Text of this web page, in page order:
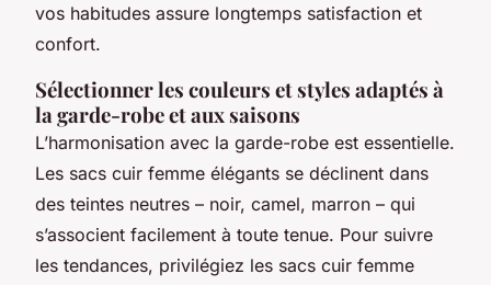
vos habitudes assure longtemps satisfaction et
confort.
Sélectionner les couleurs et styles adaptés à
la garde-robe et aux saisons
L’harmonisation avec la garde-robe est essentielle.
Les sacs cuir femme élégants se déclinent dans
des teintes neutres – noir, camel, marron – qui
s’associent facilement à toute tenue. Pour suivre
les tendances, privilégiez les sacs cuir femme